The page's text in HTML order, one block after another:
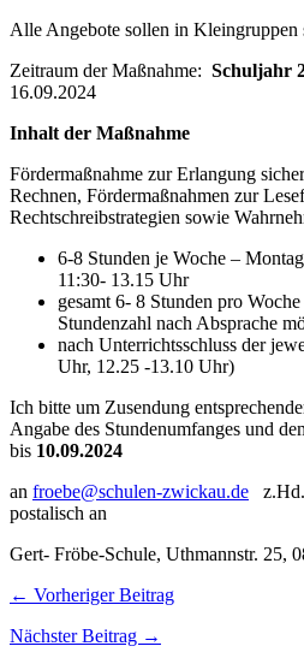
Alle Angebote sollen in Kleingruppen
Zeitraum der Maßnahme: Schuljahr
16.09.2024
Inhalt der Maßnahme
Fördermaßnahme zur Erlangung
Rechnen, Fördermaßnahmen zur
Rechtschreibstrategien sowie
6-8 Stunden je Woche –
11:30- 13.15 Uhr
gesamt 6- 8 Stunden pro
Stundenzahl nach Absprache
nach Unterrichtsschluss der
Uhr, 12.25 -13.10 Uhr)
Ich bitte um Zusendung
Angabe des Stundenumfanges und
bis 10.09.2024
an froebe@schulen-zwickau.de
postalisch an
Gert- Fröbe-Schule, Uthmannstr. 25,
← Vorheriger Beitrag
Nächster Beitrag →